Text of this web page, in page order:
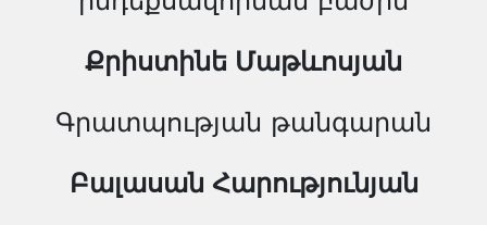
Քրիստինե Մաթևոսյան
Գրատպության թանգարան
Բալասան Հարությունյան